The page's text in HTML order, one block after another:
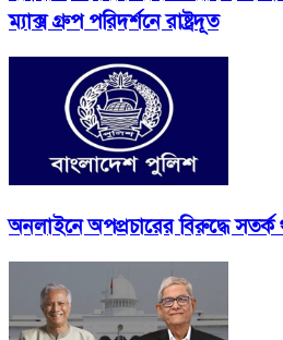
ম্যাক্স গ্রুপ পরিদর্শনে রাষ্ট্রদূত
অনলাইনে অপপ্রচারের বিরুদ্ধে